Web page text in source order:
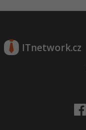
ITnetwork.cz